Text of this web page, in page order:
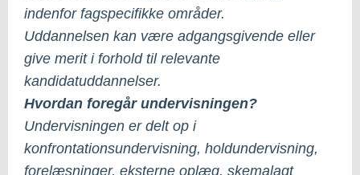
indenfor fagspecifikke områder.
Uddannelsen kan være adgangsgivende eller
give merit i forhold til relevante
kandidatuddannelser.
Hvordan foregår undervisningen?
Undervisningen er delt op i
konfrontationsundervisning, holdundervisning,
forelæsninger, eksterne oplæg, skemalagt